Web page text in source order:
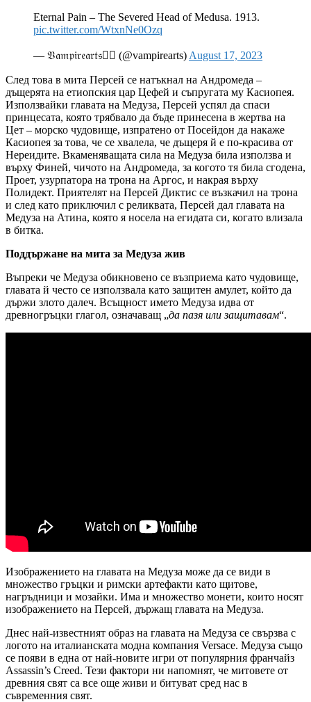
Eternal Pain – The Severed Head of Medusa. 1913.
pic.twitter.com/WtxnNe0Ozq
— 𝔙𝔞𝔪𝔭𝔦𝔯𝔢𝔞𝔯𝔱𝔰❤️‍🔥 (@vampirearts) August 17, 2023
След това в мита Персей се натъкнал на Андромеда –
дъщерята на етиопския цар Цефей и съпругата му Касиопея.
Използвайки главата на Медуза, Персей успял да спаси
принцесата, която трябвало да бъде принесена в жертва на
Цет – морско чудовище, изпратено от Посейдон да накаже
Касиопея за това, че се хвалела, че дъщеря й е по-красива от
Нереидите. Вкаменяващата сила на Медуза била използва и
върху Финей, чичото на Андромеда, за когото тя била сгодена,
Проет, узурпатора на трона на Аргос, и накрая върху
Полидект. Приятелят на Персей Диктис се възкачил на трона
и след като приключил с реликвата, Персей дал главата на
Медуза на Атина, която я носела на егидата си, когато влизала
в битка.
Поддържане на мита за Медуза жив
Въпреки че Медуза обикновено се възприема като чудовище,
главата й често се използвала като защитен амулет, който да
държи злото далеч. Всъщност името Медуза идва от
древногръцки глагол, означаващ „да пазя или защитавам“.
Изображението на главата на Медуза може да се види в
множество гръцки и римски артефакти като щитове,
нагръдници и мозайки. Има и множество монети, които носят
изображението на Персей, държащ главата на Медуза.
Днес най-известният образ на главата на Медуза се свързва с
логото на италианската модна компания Versace. Медуза също
се появи в една от най-новите игри от популярния франчайз
Assassin’s Creed. Тези фактори ни напомнят, че митовете от
древния свят са все още живи и битуват сред нас в
съвременния свят.